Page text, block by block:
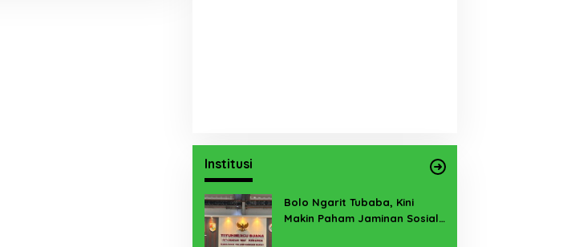
Institusi
Bolo Ngarit Tubaba, Kini
Makin Paham Jaminan Sosial